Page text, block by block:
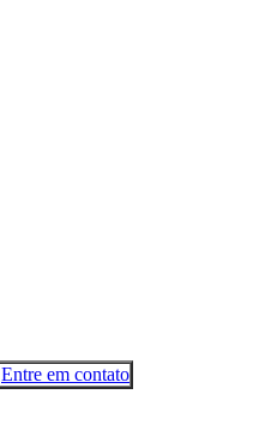
Entre em contato